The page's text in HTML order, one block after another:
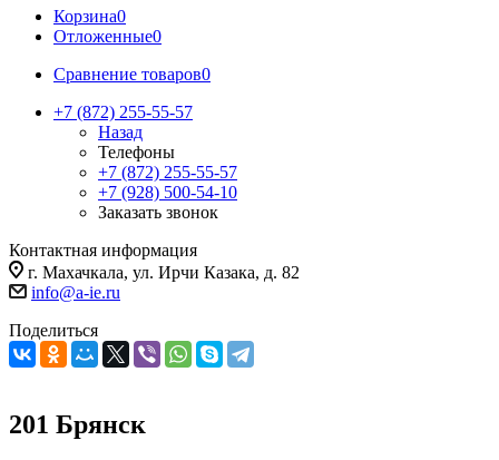
Корзина0
Отложенные0
Сравнение товаров0
+7 (872) 255-55-57
Назад
Телефоны
+7 (872) 255-55-57
+7 (928) 500-54-10
Заказать звонок
Контактная информация
г. Махачкала, ул. Ирчи Казака, д. 82
info@a-ie.ru
Поделиться
201 Брянск